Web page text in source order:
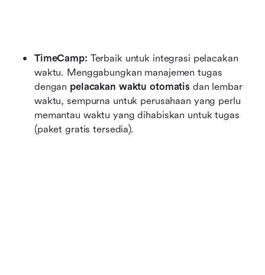
TimeCamp: Terbaik untuk integrasi pelacakan
waktu. Menggabungkan manajemen tugas
dengan pelacakan waktu otomatis dan lembar
waktu, sempurna untuk perusahaan yang perlu
memantau waktu yang dihabiskan untuk tugas
(paket gratis tersedia).